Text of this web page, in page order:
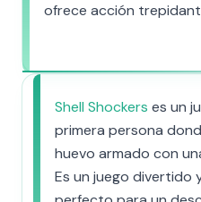
ofrece acción
Shell Shockers es un
primera persona
huevo armado con
Es un juego divertido